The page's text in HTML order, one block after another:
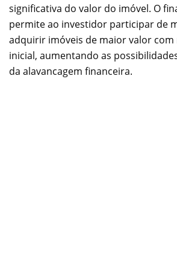
significativa do valor do imóvel. O
permite ao investidor participar de
adquirir imóveis de maior valor com
inicial, aumentando as
da alavancagem financeira.